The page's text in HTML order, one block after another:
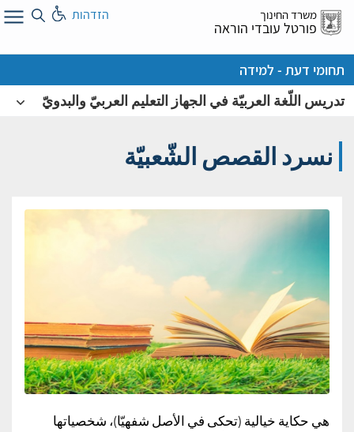
דלג
אל
משרד החינוך
פורטל עובדי הוראה
הזדהות
תחומי דעת - למידה
تدريس اللّغة العربيّة في الجهاز التعليم العربيّ والبدويّ
نسرد القصص الشّعبيّة
هي حكاية خيالية (تحكى في الأصل شفهيّا)، شخصياتها